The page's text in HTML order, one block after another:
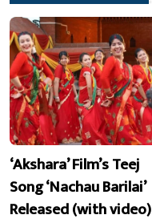
‘Akshara’ Film’s Teej
Song ‘Nachau Barilai’
Released (with video)